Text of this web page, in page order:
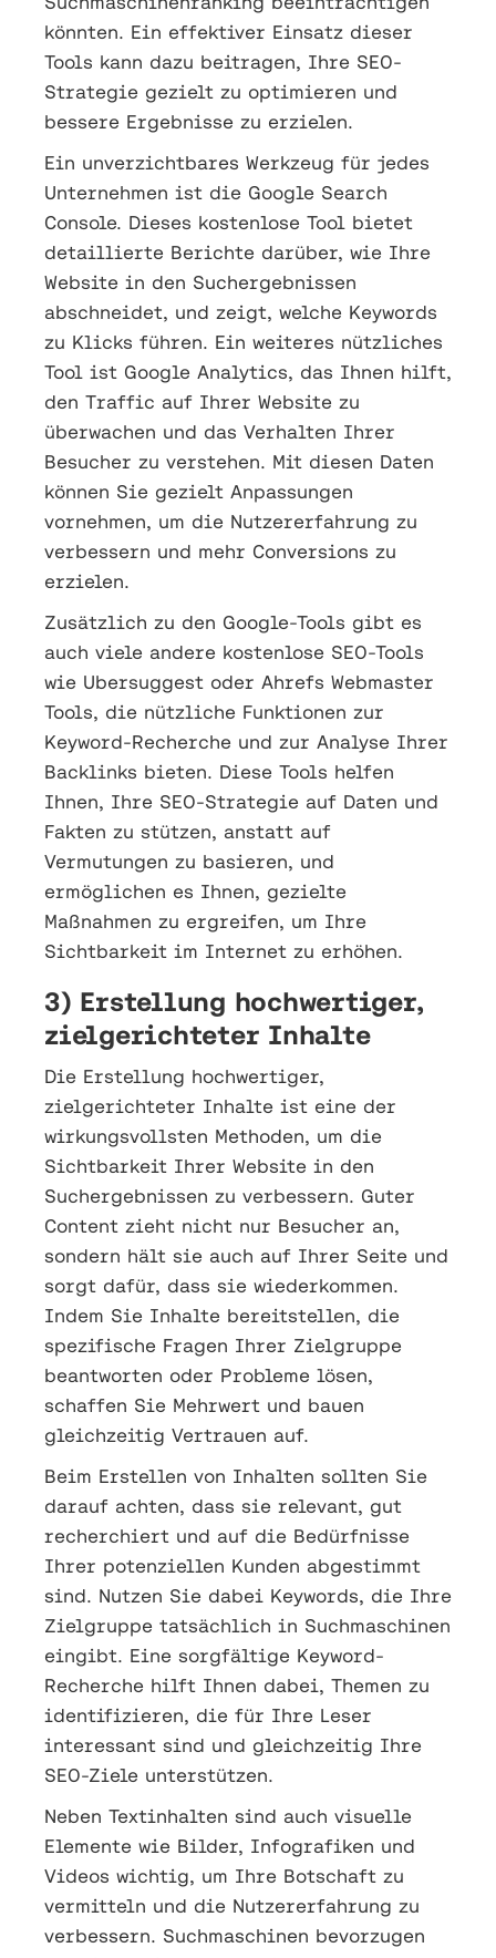
könnten. Ein effektiver Einsatz dieser
Tools kann dazu beitragen, Ihre SEO-
Strategie gezielt zu optimieren und
bessere Ergebnisse zu erzielen.
Ein unverzichtbares Werkzeug für jedes
Unternehmen ist die Google Search
Console. Dieses kostenlose Tool bietet
detaillierte Berichte darüber, wie Ihre
Website in den Suchergebnissen
abschneidet, und zeigt, welche Keywords
zu Klicks führen. Ein weiteres nützliches
Tool ist Google Analytics, das Ihnen hilft,
den Traffic auf Ihrer Website zu
überwachen und das Verhalten Ihrer
Besucher zu verstehen. Mit diesen Daten
können Sie gezielt Anpassungen
vornehmen, um die Nutzererfahrung zu
verbessern und mehr Conversions zu
erzielen.
Zusätzlich zu den Google-Tools gibt es
auch viele andere kostenlose SEO-Tools
wie Ubersuggest oder Ahrefs Webmaster
Tools, die nützliche Funktionen zur
Keyword-Recherche und zur Analyse Ihrer
Backlinks bieten. Diese Tools helfen
Ihnen, Ihre SEO-Strategie auf Daten und
Fakten zu stützen, anstatt auf
Vermutungen zu basieren, und
ermöglichen es Ihnen, gezielte
Maßnahmen zu ergreifen, um Ihre
Sichtbarkeit im Internet zu erhöhen.
3) Erstellung hochwertiger,
zielgerichteter Inhalte
Die Erstellung hochwertiger,
zielgerichteter Inhalte ist eine der
wirkungsvollsten Methoden, um die
Sichtbarkeit Ihrer Website in den
Suchergebnissen zu verbessern. Guter
Content zieht nicht nur Besucher an,
sondern hält sie auch auf Ihrer Seite und
sorgt dafür, dass sie wiederkommen.
Indem Sie Inhalte bereitstellen, die
spezifische Fragen Ihrer Zielgruppe
beantworten oder Probleme lösen,
schaffen Sie Mehrwert und bauen
gleichzeitig Vertrauen auf.
Beim Erstellen von Inhalten sollten Sie
darauf achten, dass sie relevant, gut
recherchiert und auf die Bedürfnisse
Ihrer potenziellen Kunden abgestimmt
sind. Nutzen Sie dabei Keywords, die Ihre
Zielgruppe tatsächlich in Suchmaschinen
eingibt. Eine sorgfältige Keyword-
Recherche hilft Ihnen dabei, Themen zu
identifizieren, die für Ihre Leser
interessant sind und gleichzeitig Ihre
SEO-Ziele unterstützen.
Neben Textinhalten sind auch visuelle
Elemente wie Bilder, Infografiken und
Videos wichtig, um Ihre Botschaft zu
vermitteln und die Nutzererfahrung zu
verbessern. Suchmaschinen bevorzugen